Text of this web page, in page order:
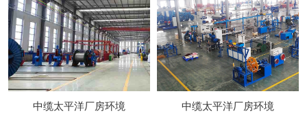
中缆太平洋厂房环境 中缆太平洋厂房环境